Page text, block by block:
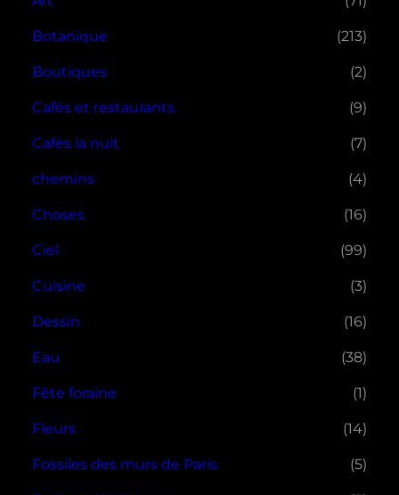
Botanique (213)
Boutiques (2)
Cafés et restaurants (9)
Cafés la nuit (7)
chemins (4)
Choses (16)
Ciel (99)
Cuisine (3)
Dessin (16)
Eau (38)
Fête foraine (1)
Fleurs (14)
Fossiles des murs de Paris (5)